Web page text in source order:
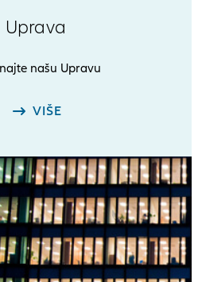
Uprava
našu Upravu
VIŠE